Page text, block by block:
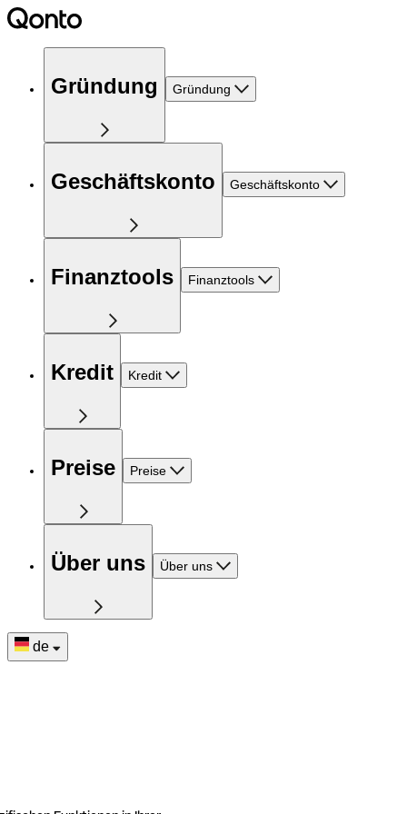
Gründung Gründung
Geschäftskonto Geschäftskonto
Finanztools Finanztools
Kredit Kredit
Preise Preise
Über uns Über uns
de